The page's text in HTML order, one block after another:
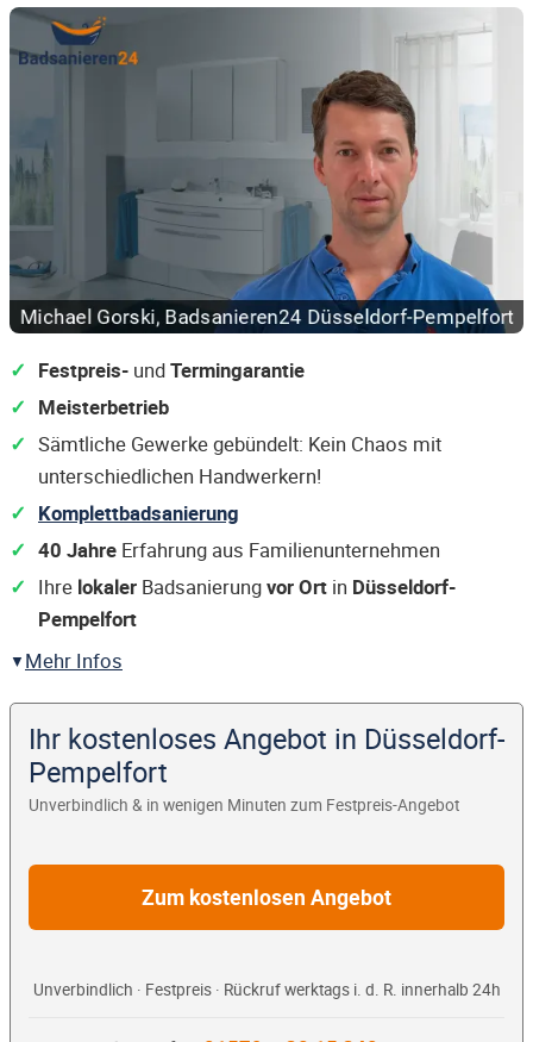
Festpreis- undTermingarantie
Meisterbetrieb
Sämtliche Gewerke gebündelt: Kein Chaos mit
unterschiedlichen Handwerkern!
Komplettbadsanierung
40 Jahre Erfahrung aus Familienunternehmen
Ihre lokaler Badsanierungvor Ort in Düsseldorf-
Pempelfort
Mehr Infos
Ihr kostenloses Angebot in Düsseldorf-
Pempelfort
Unverbindlich & in wenigen Minuten zum Festpreis-Angebot
Zum kostenlosen Angebot
Unverbindlich · Festpreis · Rückruf werktags i. d. R. innerhalb 24h